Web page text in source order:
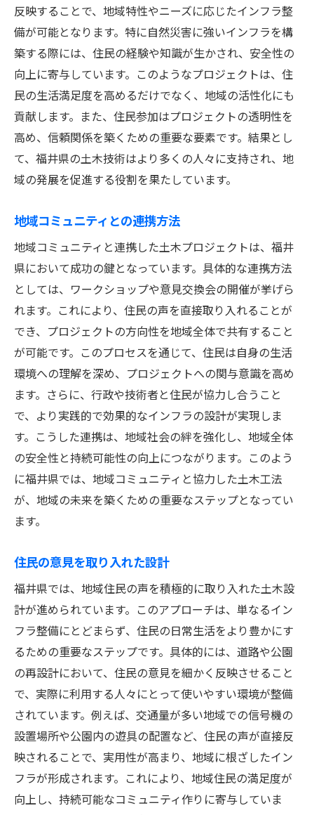
反映することで、地域特性やニーズに応じたインフラ整
備が可能となります。特に自然災害に強いインフラを構
築する際には、住民の経験や知識が生かされ、安全性の
向上に寄与しています。このようなプロジェクトは、住
民の生活満足度を高めるだけでなく、地域の活性化にも
貢献します。また、住民参加はプロジェクトの透明性を
高め、信頼関係を築くための重要な要素です。結果とし
て、福井県の土木技術はより多くの人々に支持され、地
域の発展を促進する役割を果たしています。
地域コミュニティとの連携方法
地域コミュニティと連携した土木プロジェクトは、福井
県において成功の鍵となっています。具体的な連携方法
としては、ワークショップや意見交換会の開催が挙げら
れます。これにより、住民の声を直接取り入れることが
でき、プロジェクトの方向性を地域全体で共有すること
が可能です。このプロセスを通じて、住民は自身の生活
環境への理解を深め、プロジェクトへの関与意識を高め
ます。さらに、行政や技術者と住民が協力し合うこと
で、より実践的で効果的なインフラの設計が実現しま
す。こうした連携は、地域社会の絆を強化し、地域全体
の安全性と持続可能性の向上につながります。このよう
に福井県では、地域コミュニティと協力した土木工法
が、地域の未来を築くための重要なステップとなってい
ます。
住民の意見を取り入れた設計
福井県では、地域住民の声を積極的に取り入れた土木設
計が進められています。このアプローチは、単なるイン
フラ整備にとどまらず、住民の日常生活をより豊かにす
るための重要なステップです。具体的には、道路や公園
の再設計において、住民の意見を細かく反映させること
で、実際に利用する人々にとって使いやすい環境が整備
されています。例えば、交通量が多い地域での信号機の
設置場所や公園内の遊具の配置など、住民の声が直接反
映されることで、実用性が高まり、地域に根ざしたイン
フラが形成されます。これにより、地域住民の満足度が
向上し、持続可能なコミュニティ作りに寄与していま